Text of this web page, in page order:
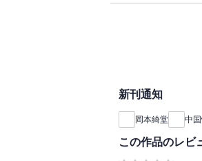
新刊通知
岡本綺堂 中
この作品のレビ